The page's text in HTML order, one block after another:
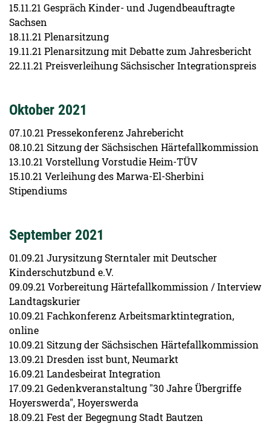
15.11.21 Gespräch Kinder- und Jugendbeauftragte
Sachsen
18.11.21 Plenarsitzung
19.11.21 Plenarsitzung mit Debatte zum Jahresbericht
22.11.21 Preisverleihung Sächsischer Integrationspreis
Oktober 2021
07.10.21 Pressekonferenz Jahrebericht
08.10.21 Sitzung der Sächsischen Härtefallkommission
13.10.21 Vorstellung Vorstudie Heim-TÜV
15.10.21 Verleihung des Marwa-El-Sherbini
Stipendiums
September 2021
01.09.21 Jurysitzung Sterntaler mit Deutscher
Kinderschutzbund e.V.
09.09.21 Vorbereitung Härtefallkommission / Interview
Landtagskurier
10.09.21 Fachkonferenz Arbeitsmarktintegration,
online
10.09.21 Sitzung der Sächsischen Härtefallkommission
13.09.21 Dresden isst bunt, Neumarkt
16.09.21 Landesbeirat Integration
17.09.21 Gedenkveranstaltung "30 Jahre Übergriffe
Hoyerswerda", Hoyerswerda
18.09.21 Fest der Begegnung Stadt Bautzen